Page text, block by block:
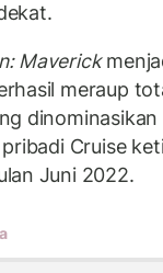
Maverick
meraup
Cruise
Juni 2022.